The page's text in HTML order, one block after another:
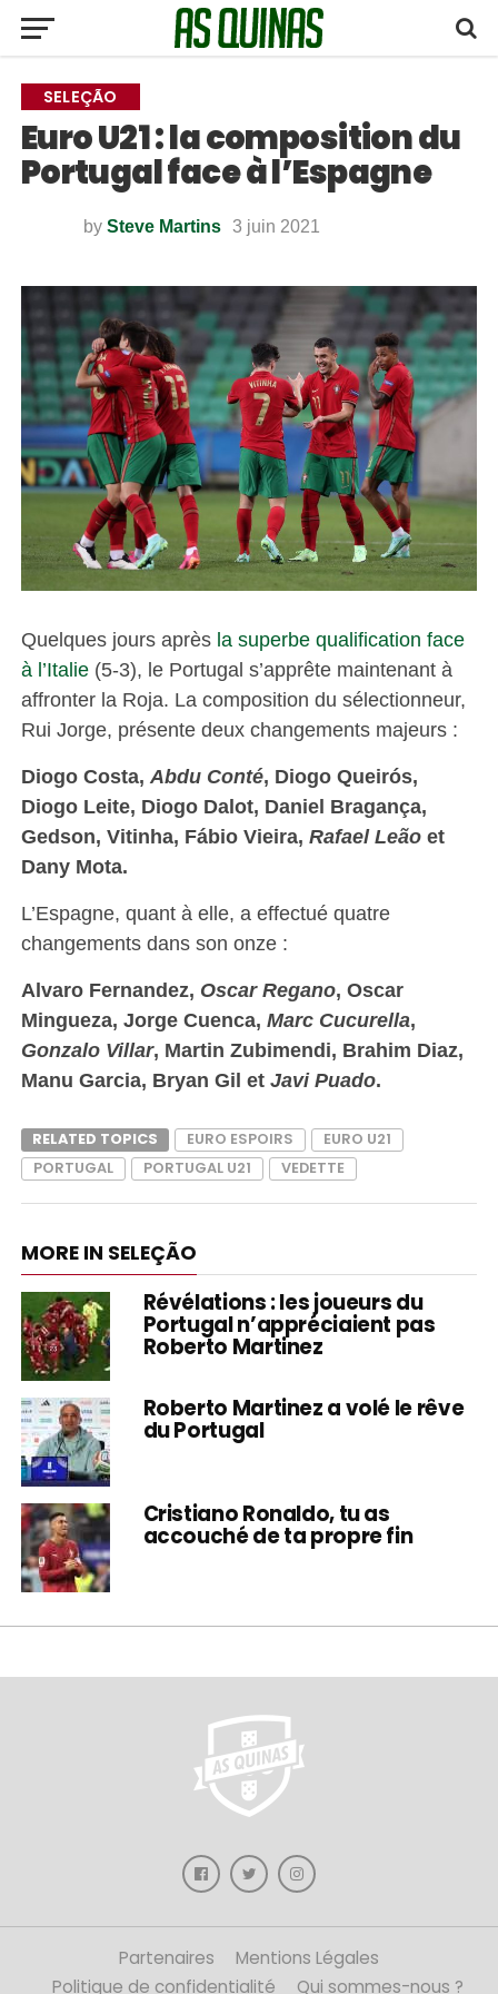
SELEÇÃO
Euro U21 : la composition du
Portugal face à l’Espagne
by Steve Martins 3 juin 2021
Quelques jours après la superbe qualification face
à l’Italie(5-3), le Portugal s’apprête maintenant à
affronter la Roja. La composition du sélectionneur,
Rui Jorge, présente deux changements majeurs :
Diogo Costa, Abdu Conté, Diogo Queirós,
Diogo Leite, Diogo Dalot, Daniel Bragança,
Gedson, Vitinha, Fábio Vieira, Rafael Leãoet
Dany Mota.
L’Espagne, quant à elle, a effectué quatre
changements dans son onze :
Alvaro Fernandez, Oscar Regano, Oscar
Mingueza, Jorge Cuenca, Marc Cucurella,
Gonzalo Villar, Martin Zubimendi, Brahim Diaz,
Manu Garcia, Bryan Gil et Javi Puado.
RELATED TOPICS EURO ESPOIRS
EURO U21
PORTUGAL
PORTUGAL U21 VEDETTE
MORE IN SELEÇÃO
Révélations : les joueurs du
Portugal n’appréciaient pas
Roberto Martinez
Roberto Martinez a volé le rêve
du Portugal
Cristiano Ronaldo, tu as
accouché de ta propre fin
Partenaires
Mentions Légales
Politique de confidentialité
Qui sommes-nous ?